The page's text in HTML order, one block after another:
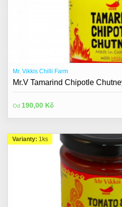
Mr. Vikkis Chilli Farm
Mr.V Tamarind Chipotle
Od 190,00 Kč
Varianty: 1ks